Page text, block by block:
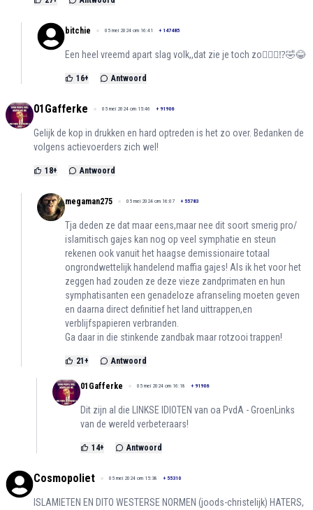
bitchie 05 mei 2024 om 16:41 + 147485
Een heel vreemd apart slag volk,,dat zie je toch zo🤦🏻‍♀️⁉️🤣😂
16+ Antwoord
01Gafferke 05 mei 2024 om 15:46 + 91906
Gelijk de kop in drukken en hard optreden is het zo over. Bedanken de
volgens actievoerders zich wel!
18+ Antwoord
megaman275 05 mei 2024 om 16:07 + 55783
Tja deden ze dat maar eens,maar nee dit soort smerig pro/
islamitisch gajes kan nog op veel symphatie en steun
rekenen ook vanuit het haagse demissionaire totaal
ongrondwettelijk handelend maffia gajes! Als ik het voor het
zeggen had zouden ze deze vieze zandprimaten en hun
symphatisanten een genadeloze afranseling moeten geven
en daarna direct definitief het land uittrappen,en
verblijfspapieren verbranden.
Ga daar in die stinkende zandbak maar rotzooi trappen!
21 + Antwoord
01Gafferke 05 mei 2024 om 16:18 + 91906
Dit zijn al die LINKSE IDIOTEN van oa PvdA - GroenLinks
van de wereld verbeteraars!
14+ Antwoord
Cosmopoliet 05 mei 2024 om 15:38 + 55310
ISLAMIETEN EN DITO WESTERSE NORMEN (joods-christelijk) HATERS,